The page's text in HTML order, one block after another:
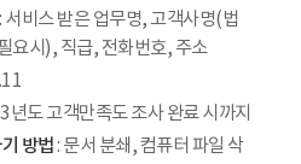
서비스 받은 업무명, 고객사명(법
요시), 직급, 전화번호, 주소
년도 고객만족도 조사 완료 시까지
방법: 문서 분쇄, 컴퓨터 파일 삭